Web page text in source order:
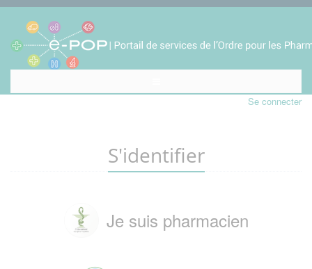
Se connecter
S'identifier
Je suis pharmacien